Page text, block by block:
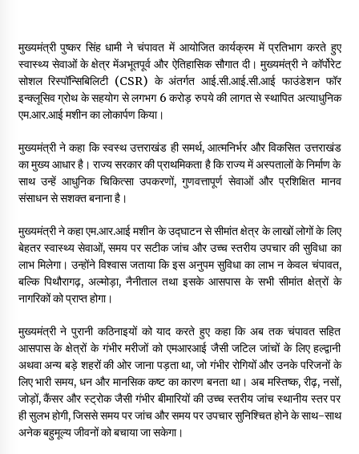
Thought Of The Day 11 May
May 11, 2022
Thought Of The Day 10 May
May 10, 2022
Thought Of The Day 9 May
May 9, 2022
मुख्यमंत्री पुष्कर सिंह धामी ने चंपावत में आयोजित कार्यक्रम में प्रतिभाग करते हुए
स्वास्थ्य सेवाओं के क्षेत्र मेंअभूतपूर्व और ऐतिहासिक सौगात दी। मुख्यमंत्री ने कॉर्पोरेट
सोशल रिस्पॉन्सिबिलिटी (CSR) के अंतर्गत आई.सी.आई.सी.आई फाउंडेशन फॉर
इन्क्लूसिव ग्रोथ के सहयोग से लगभग 6 करोड़ रुपये की लागत से स्थापित अत्याधुनिक
एम.आर.आई मशीन का लोकार्पण किया।
मुख्यमंत्री ने कहा कि स्वस्थ उत्तराखंड ही समर्थ, आत्मनिर्भर और विकसित उत्तराखंड
का मुख्य आधार है। राज्य सरकार की प्राथमिकता है कि राज्य में अस्पतालों के निर्माण के
साथ उन्हें आधुनिक चिकित्सा उपकरणों, गुणवत्तापूर्ण सेवाओं और प्रशिक्षित मानव
संसाधन से सशक्त बनाना है।
मुख्यमंत्री ने कहा एम.आर.आई मशीन के उद्घाटन से सीमांत क्षेत्र के लाखों लोगों के लिए
बेहतर स्वास्थ्य सेवाओं, समय पर सटीक जांच और उच्च स्तरीय उपचार की सुविधा का
लाभ मिलेगा। उन्होंने विश्वास जताया कि इस अनुपम सुविधा का लाभ न केवल चंपावत,
बल्कि पिथौरागढ़, अल्मोड़ा, नैनीताल तथा इसके आसपास के सभी सीमांत क्षेत्रों के
नागरिकों को प्राप्त होगा।
मुख्यमंत्री ने पुरानी कठिनाइयों को याद करते हुए कहा कि अब तक चंपावत सहित
आसपास के क्षेत्रों के गंभीर मरीजों को एमआरआई जैसी जटिल जांचों के लिए हल्द्वानी
अथवा अन्य बड़े शहरों की ओर जाना पड़ता था, जो गंभीर रोगियों और उनके परिजनों के
लिए भारी समय, धन और मानसिक कष्ट का कारण बनता था। अब मस्तिष्क, रीढ़, नसों,
जोड़ों, कैंसर और स्ट्रोक जैसी गंभीर बीमारियों की उच्च स्तरीय जांच स्थानीय स्तर पर
ही सुलभ होगी, जिससे समय पर जांच और समय पर उपचार सुनिश्चित होने के साथ-साथ
अनेक बहुमूल्य जीवनों को बचाया जा सकेगा।